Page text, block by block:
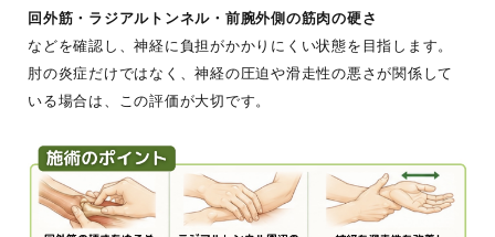
回外筋・ラジアルトンネル・前腕外側の筋肉の硬さ
などを確認し、神経に負担がかかりにくい状態を目指します。
肘の炎症だけではなく、神経の圧迫や滑走性の悪さが関係して
いる場合は、この評価が大切です。